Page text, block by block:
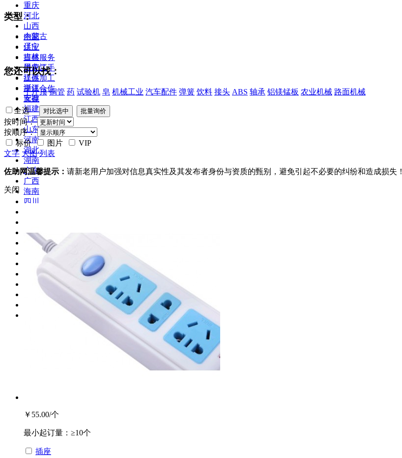
重庆
河北
山西
内蒙古
辽宁
吉林
黑龙江
江苏
浙江
安徽
福建
江西
山东
河南
湖北
湖南
广东
广西
海南
四川
西藏
陕西
新疆
类型：
全部
供应
提供服务
供应二手
提供加工
提供合作
库存
您还可以找：
千斤顶 铜管 药 试验机 皂 机械工业 汽车配件 弹簧 饮料 接头 ABS 轴承 铝镁锰板 农业机械 路面机械
全选
按时间：
按顺序：
标价
图片
VIP
文字 大图 列表
佐助网温馨提示： 请新老用户加强对信息真实性及其发布者身份与资质的甄别，避免引起不必要的纠纷和造成损失！
关闭
￥55.00/个
最小起订量： ≥10个
插座